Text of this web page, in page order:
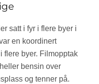
satt i fyr i flere byer i
en koordinert
flere byer. Filmopptak
bensin over
og tenner på.